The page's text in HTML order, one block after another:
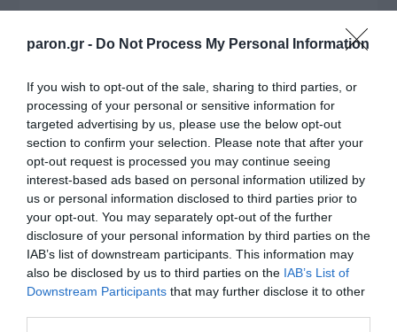
paron.gr - Do Not Process My Personal Information
If you wish to opt-out of the sale, sharing to third parties, or
processing of your personal or sensitive information for
targeted advertising by us, please use the below opt-out
section to confirm your selection. Please note that after your
opt-out request is processed you may continue seeing
interest-based ads based on personal information utilized by
us or personal information disclosed to third parties prior to
your opt-out. You may separately opt-out of the further
disclosure of your personal information by third parties on the
IAB’s list of downstream participants. This information may
also be disclosed by us to third parties on the IAB’s List of
Downstream Participants that may further disclose it to other
διαδίκτυο.
Η ΣΤΗΛΗ ΜΑΣ